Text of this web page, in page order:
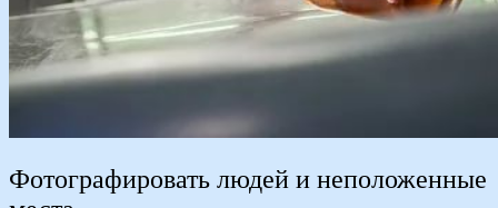
Фотографировать людей и неположенные